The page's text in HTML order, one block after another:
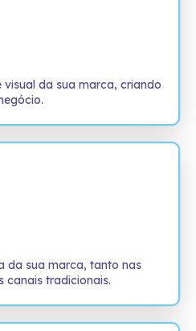
da sua marca, criando
da sua marca, tanto nas
canais tradicionais.